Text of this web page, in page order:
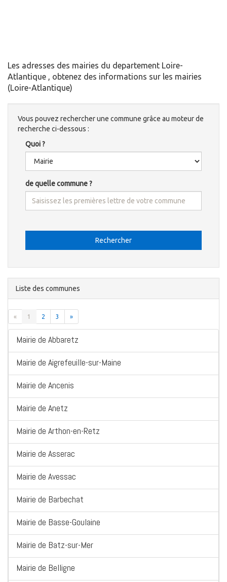
Les adresses des mairies du departement Loire-
Atlantique , obtenez des informations sur les mairies
(Loire-Atlantique)
Vous pouvez rechercher une commune grâce au moteur de
recherche ci-dessous :
Quoi ?
de quelle commune ?
Rechercher
Liste des communes
« 1 2 3 »
Mairie de Abbaretz
Mairie de Aigrefeuille-sur-Maine
Mairie de Ancenis
Mairie de Anetz
Mairie de Arthon-en-Retz
Mairie de Asserac
Mairie de Avessac
Mairie de Barbechat
Mairie de Basse-Goulaine
Mairie de Batz-sur-Mer
Mairie de Belligne